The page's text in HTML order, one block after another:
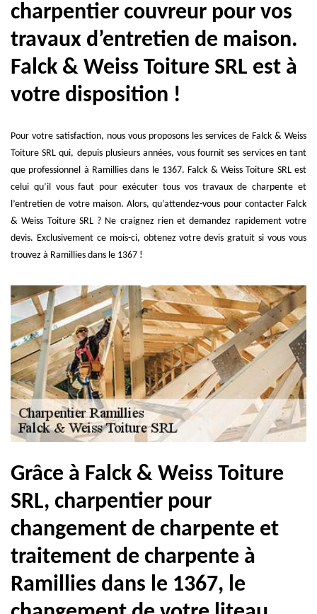
charpentier couvreur pour vos
travaux d’entretien de maison.
Falck & Weiss Toiture SRL est à
votre disposition !
Pour votre satisfaction, nous vous proposons les services de Falck & Weiss
Toiture SRL qui, depuis plusieurs années, vous fournit ses services en tant
que professionnel à Ramillies dans le 1367. Falck & Weiss Toiture SRL est
celui qu’il vous faut pour exécuter tous vos travaux de charpente et
l’entretien de votre maison. Alors, qu’attendez-vous pour contacter Falck
& Weiss Toiture SRL ? Ne craignez rien et demandez rapidement votre
devis. Exclusivement ce mois-ci, obtenez votre devis gratuit si vous vous
trouvez à Ramillies dans le 1367 !
Grâce à Falck & Weiss Toiture
SRL, charpentier pour
changement de charpente et
traitement de charpente à
Ramillies dans le 1367, le